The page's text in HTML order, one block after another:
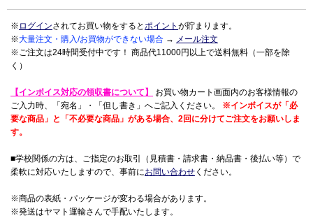
※ ログインされてお買い物をするとポイント が貯まります。
※大量注文・購入/お買物ができない場合 → メール注文
※ご注文は24時間受付中です！ 商品代11000円以上で送料無料（一部を除
く）
【インボイス対応の領収書について】
お買い物カート画面内のお客様情報の
ご入力時、「宛名」・「但し書き」へご記入ください。 ※インボイスが「必
要な商品」と「不必要な商品」がある場合、2回に分けてご注文をお願いしま
す。
■学校関係の方は、ご指定のお取引（見積書・請求書・納品書・後払い等）で
柔軟に対応いたしますので、事前にお問い合わせ ください。
※商品の表紙・パッケージが変わる場合があります。
※発送はヤマト運輸さんで手配いたします。